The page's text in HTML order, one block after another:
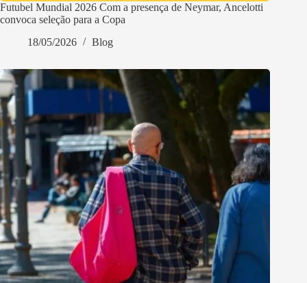
Futubel Mundial 2026 Com a presença de Neymar, Ancelotti
convoca seleção para a Copa
18/05/2026
Blog